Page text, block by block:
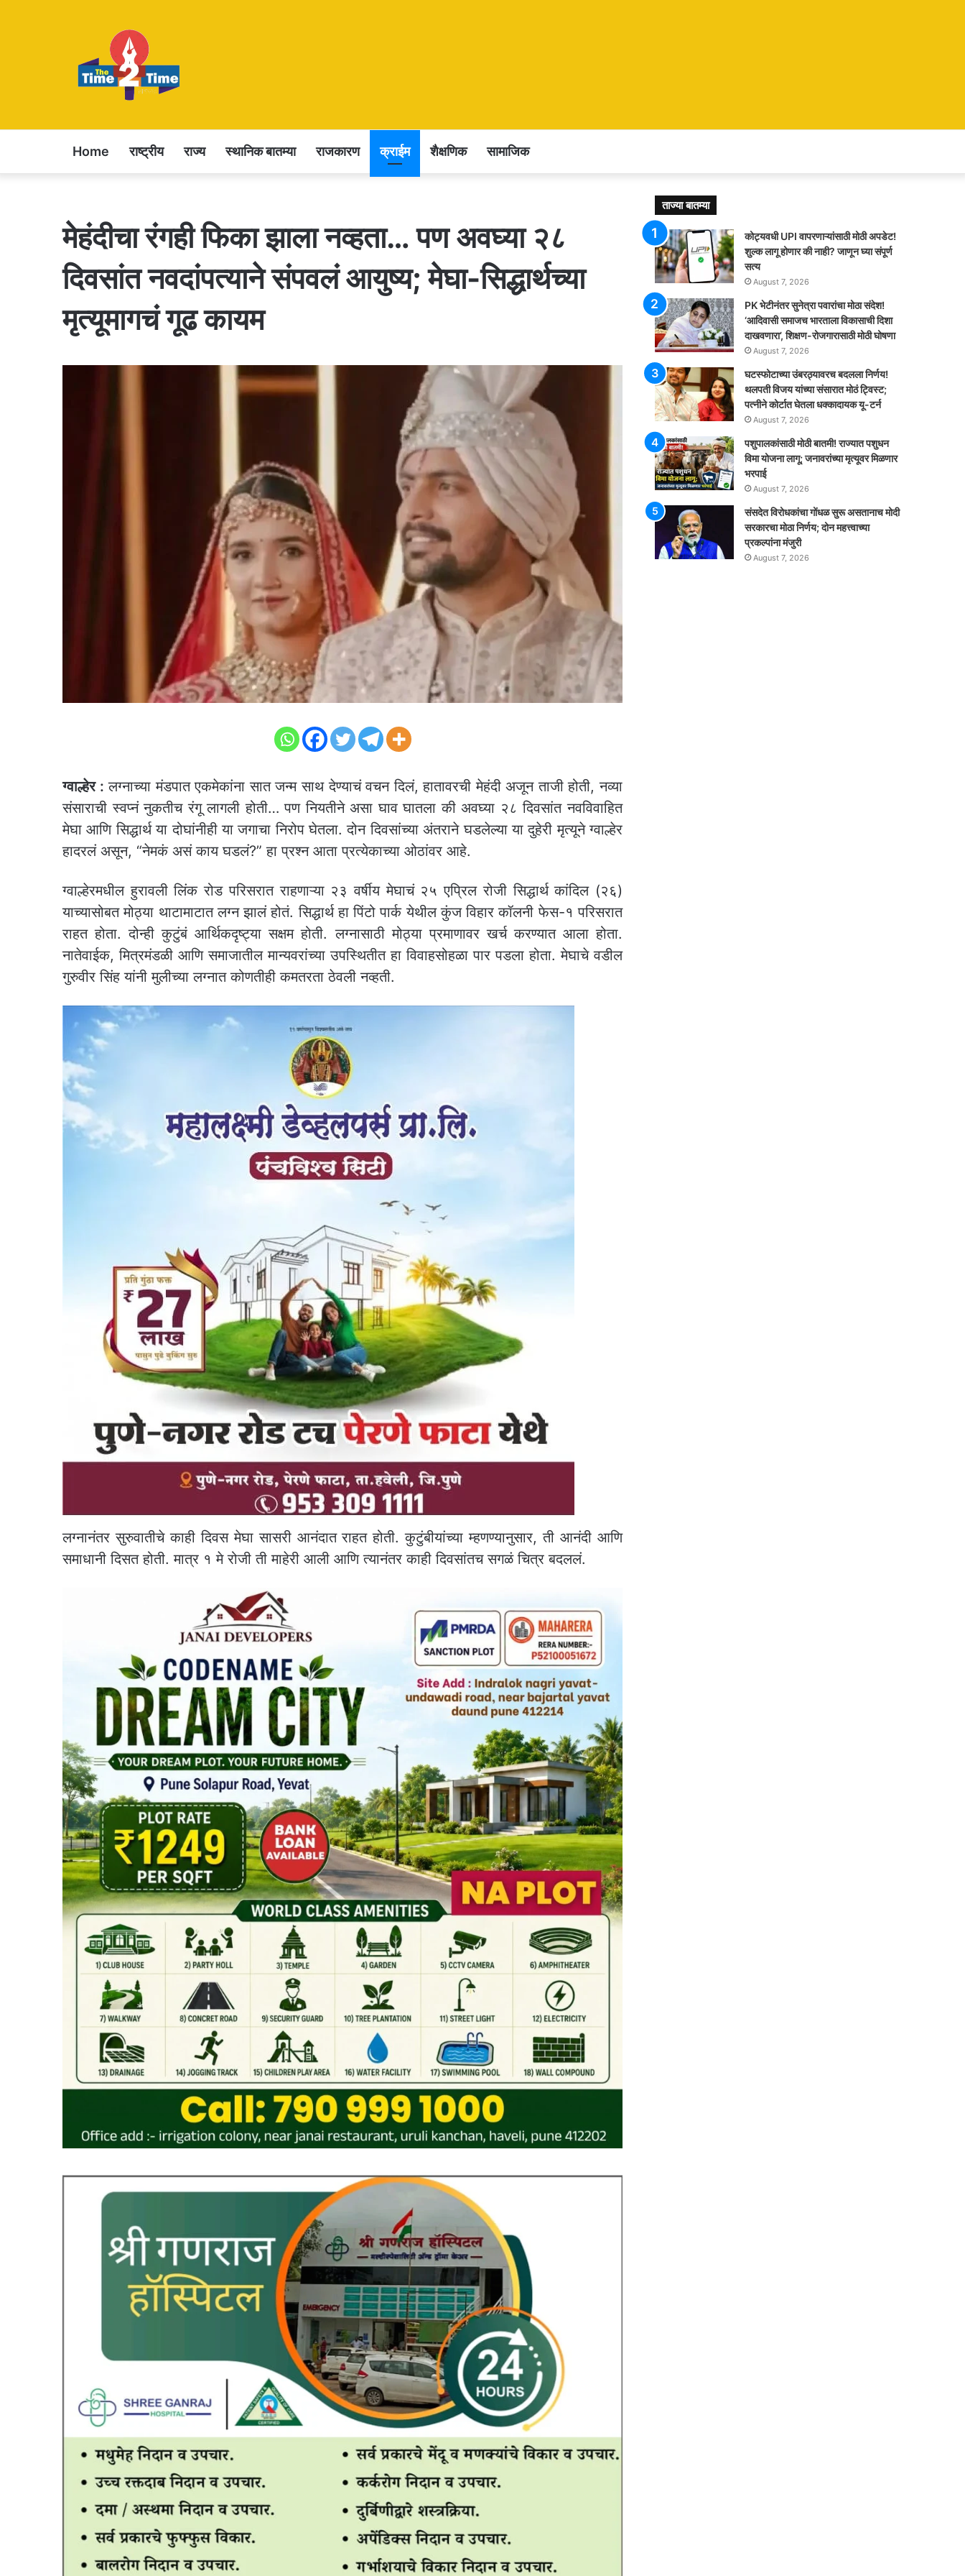
Home राष्ट्रीय राज्य स्थानिक बातम्या राजकारण क्राईम शैक्षणिक सामाजिक
मेहंदीचा रंगही फिका झाला नव्हता… पण अवघ्या २८
दिवसांत नवदांपत्याने संपवलं आयुष्य; मेघा-सिद्धार्थच्या
मृत्यूमागचं गूढ कायम
ग्वाल्हेर : लग्नाच्या मंडपात एकमेकांना सात जन्म साथ देण्याचं वचन दिलं, हातावरची मेहंदी अजून ताजी होती, नव्या
संसाराची स्वप्नं नुकतीच रंगू लागली होती… पण नियतीने असा घाव घातला की अवघ्या २८ दिवसांत नवविवाहित
मेघा आणि सिद्धार्थ या दोघांनीही या जगाचा निरोप घेतला. दोन दिवसांच्या अंतराने घडलेल्या या दुहेरी मृत्यूने ग्वाल्हेर
हादरलं असून, “नेमकं असं काय घडलं?” हा प्रश्न आता प्रत्येकाच्या ओठांवर आहे.
ग्वाल्हेरमधील हुरावली लिंक रोड परिसरात राहणाऱ्या २३ वर्षीय मेघाचं २५ एप्रिल रोजी सिद्धार्थ कांदिल (२६)
याच्यासोबत मोठ्या थाटामाटात लग्न झालं होतं. सिद्धार्थ हा पिंटो पार्क येथील कुंज विहार कॉलनी फेस-१ परिसरात
राहत होता. दोन्ही कुटुंबं आर्थिकदृष्ट्या सक्षम होती. लग्नासाठी मोठ्या प्रमाणावर खर्च करण्यात आला होता.
नातेवाईक, मित्रमंडळी आणि समाजातील मान्यवरांच्या उपस्थितीत हा विवाहसोहळा पार पडला होता. मेघाचे वडील
गुरुवीर सिंह यांनी मुलीच्या लग्नात कोणतीही कमतरता ठेवली नव्हती.
लग्नानंतर सुरुवातीचे काही दिवस मेघा सासरी आनंदात राहत होती. कुटुंबीयांच्या म्हणण्यानुसार, ती आनंदी आणि
समाधानी दिसत होती. मात्र १ मे रोजी ती माहेरी आली आणि त्यानंतर काही दिवसांतच सगळं चित्र बदललं.
ताज्या बातम्या
कोट्यवधी UPI वापरणाऱ्यांसाठी मोठी अपडेट!
शुल्क लागू होणार की नाही? जाणून घ्या संपूर्ण
सत्य
August 7, 2026
PK भेटीनंतर सुनेत्रा पवारांचा मोठा संदेश!
‘आदिवासी समाजच भारताला विकासाची दिशा
दाखवणारा’, शिक्षण-रोजगारासाठी मोठी घोषणा
August 7, 2026
घटस्फोटाच्या उंबरठ्यावरच बदलला निर्णय!
थलपती विजय यांच्या संसारात मोठं ट्विस्ट;
पत्नीने कोर्टात घेतला धक्कादायक यू-टर्न
August 7, 2026
पशुपालकांसाठी मोठी बातमी! राज्यात पशुधन
विमा योजना लागू; जनावरांच्या मृत्यूवर मिळणार
भरपाई
August 7, 2026
संसदेत विरोधकांचा गोंधळ सुरू असतानाच मोदी
सरकारचा मोठा निर्णय; दोन महत्त्वाच्या
प्रकल्पांना मंजुरी
August 7, 2026